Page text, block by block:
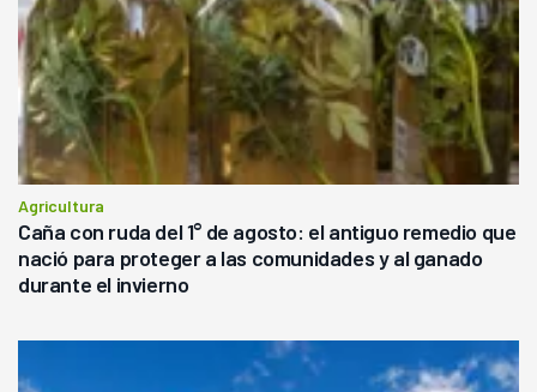
Agricultura
Caña con ruda del 1° de agosto: el antiguo remedio que
nació para proteger a las comunidades y al ganado
durante el invierno